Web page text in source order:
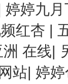
婷婷九
红杏 |
在线|
站| 婷